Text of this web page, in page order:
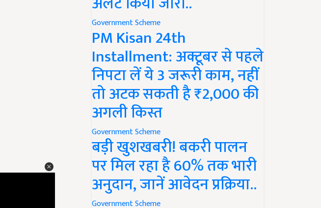
Government Scheme
PM Kisan 24th
Installment: अक्टूबर से पहले
निपटा लें ये 3 जरूरी काम, नहीं
तो अटक सकती है ₹2,000 की
अगली किस्त
Government Scheme
बड़ी खुशखबरी! बकरी पालन
पर मिल रहा है 60% तक भारी
अनुदान, जानें आवेदन प्रक्रिया..
Government Scheme